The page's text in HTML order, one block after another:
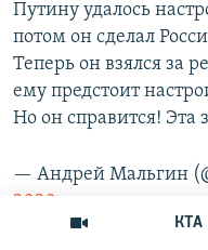
КТА
Путину удалось
потом он сделал
Теперь он взялся за
ему предстоит
Но он справится! Эта
— Андрей Мальгин
2020